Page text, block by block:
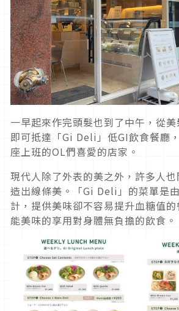
一早起來作完頭髮也到了中午，從
即可抵達「Gi Deli」低GI飲食餐廳
座上班的OL們喜愛的店家。
現代人除了外表的美之外，許多人
造出線條美。「Gi Deli」的菜單是
計，提供美味卻不容易提升血糖值
能美味的享用對身體無負擔的飲食。